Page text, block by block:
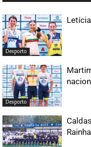
Desporto
Desporto